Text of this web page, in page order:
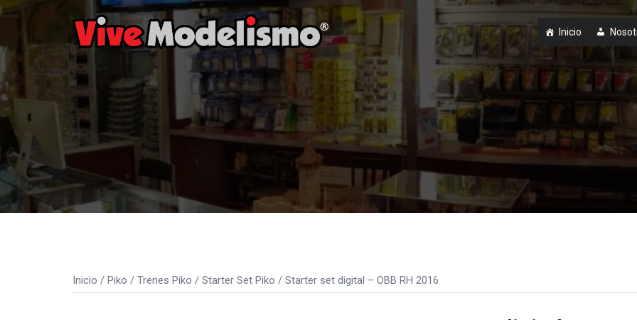
Saltar
contenido
Inicio
Inicio / Piko / Trenes Piko / Starter Set Piko / Starter set digital – OBB RH 2016